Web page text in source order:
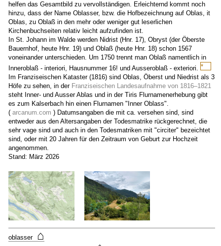
helfen das Gesamtbild zu vervollständigen. Erleichternd kommt noch
hinzu, dass der Name Oblasser, bzw. die Hofbezeichnung auf Oblas, it
Oblas, zu Oblaß in den mehr oder weniger gut leserlichen
Kirchenbuchseiten relativ leicht aufzufinden ist.
In St. Johann im Walde werden Nidrist (Hnr. 17), Obryst (der Öberste
Bauernhof, heute Hnr. 19) und Oblaß (heute Hnr. 18) schon 1567
voneinander unterschieden. Um 1750 trennt man Oblaß namentlich in
Inneroblaß - interiori, Hausnummer 16! und Ausseroblaß - exteriori. *
und
laut
dem
rechts
Im Franziseischen Kataster (1816) sind Oblas, Öberst und Niedrist als 3
Höfe zu sehen, in der Franziseischen Landesaufnahme von 1816–1821
steht Inner- und Ausser Ablas und in der Tiris Flurnamenerhebung gibt
es zum Kalserbach hin einen Flurnamen "Inner Oblass".
( arcanum.com ) Datumsangaben die mit ca. versehen sind, sind
entweder aus den Altersangaben der Todesmatrike rückgerechnet, die
sehr vage sind und auch in den Todesmatriken mit "circiter" bezeichtet
sind, oder mit 20 Jahren für den Zeitraum von Geburt zur Hochzeit
angenommen.
Stand: März 2026
oblasser ⌂